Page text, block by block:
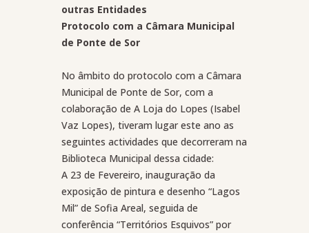
outras Entidades
Protocolo com a Câmara Municipal
de Ponte de Sor
No âmbito do protocolo com a Câmara
Municipal de Ponte de Sor, com a
colaboração de A Loja do Lopes (Isabel
Vaz Lopes), tiveram lugar este ano as
seguintes actividades que decorreram na
Biblioteca Municipal dessa cidade:
A 23 de Fevereiro, inauguração da
exposição de pintura e desenho “Lagos
Mil” de Sofia Areal, seguida de
conferência “Territórios Esquivos” por